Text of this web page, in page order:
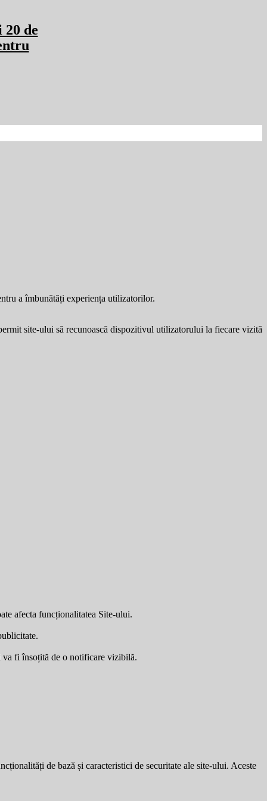
20 de
a îmbunătăți experiența utilizatorilor.
site-ului să recunoască dispozitivul utilizatorului la fiecare vizită
afecta funcționalitatea Site-ului.
va fi însoțită de o notificare vizibilă.
de bază și caracteristici de securitate ale site-ului. Aceste